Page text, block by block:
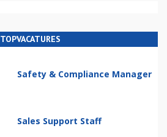
TOPVACATURES
Safety & Compliance Manager
Sales Support Staff